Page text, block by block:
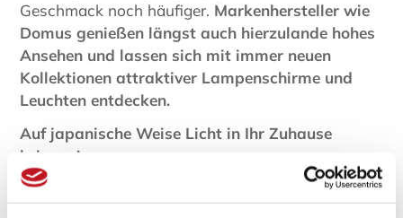
Geschmack noch häufiger. Markenhersteller wie
Domus genießen längst auch hierzulande hohes
Ansehen und lassen sich mit immer neuen
Kollektionen attraktiver Lampenschirme und
Leuchten entdecken.
Auf japanische Weise Licht in Ihr Zuhause
bringen!
Sollten Sie Möbel und weiteres Zubehör mit einem